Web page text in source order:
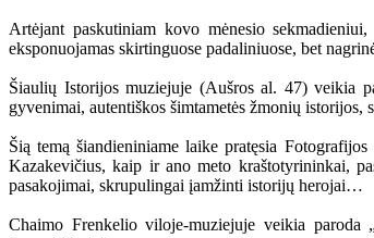
Artėjant paskutiniam kovo mėnesio
eksponuojamas skirtinguose padaliniuose, bet
Šiaulių Istorijos muziejuje (Aušros al. 47) veikia
gyvenimai, autentiškos šimtametės žmonių
Šią temą šiandieniniame laike pratęsia
Kazakevičius, kaip ir ano meto kraštotyrininkai,
pasakojimai, skrupulingai įamžinti istorijų herojai…
Chaimo Frenkelio viloje-muziejuje veikia paroda